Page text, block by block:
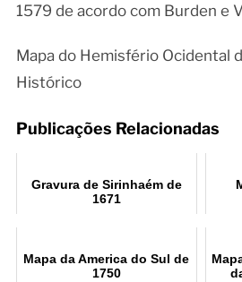
1579 de acordo com Burden e
Mapa do Hemisfério Ocidental
Histórico
Publicações Relacionadas
Gravura de Sirinhaém de
1671
Mapa da America do Sul de
1750